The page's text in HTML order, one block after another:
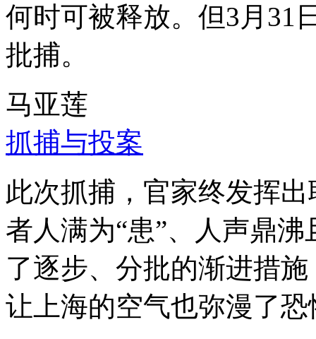
何时可被释放。但3月31
批捕。
马亚莲
抓捕与投案
此次抓捕，官家终发挥
者人满为“患”、人声鼎
了逐步、分批的渐进措
让上海的空气也弥漫了